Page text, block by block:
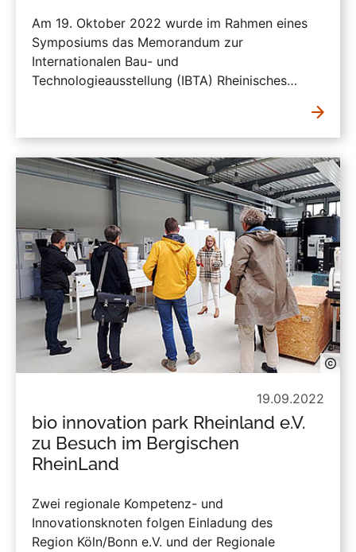
Am 19. Oktober 2022 wurde im Rahmen eines
Symposiums das Memorandum zur
Internationalen Bau- und
Technologieausstellung (IBTA) Rheinisches…
19.09.2022
bio innovation park Rheinland e.V.
zu Besuch im Bergischen
RheinLand
Zwei regionale Kompetenz- und
Innovationsknoten folgen Einladung des
Region Köln/Bonn e.V. und der Regionale